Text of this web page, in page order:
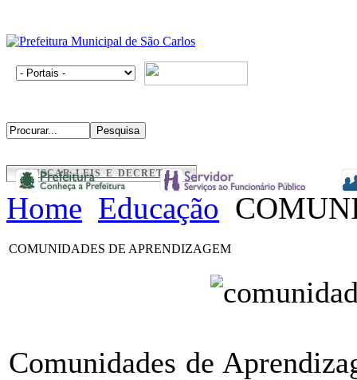
BUSCAR LEIS E DECRETOS
Home Educação
COMUNIDADES DE APRENDIZAGEM
Comunidades de